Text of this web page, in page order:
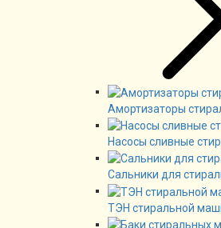
Амортизаторы
Насосы сливные
Сальники для
ТЭН стиральной